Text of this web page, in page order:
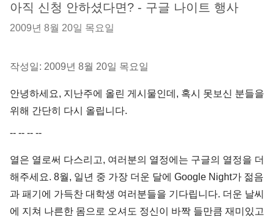
아직 신청 안하셨다면? - 구글 나이트 행사
2009년 8월 20일 목요일
작성일: 2009년 8월 20일 목요일
안녕하세요, 지난주에 올린 게시물인데, 혹시 못보신 분들을
위해 간단히 다시 올립니다.
-- -- -- --
열은 열로써 다스리고, 여러분의 열정에는 구글의 열정을 더
해주세요. 8월, 일년 중 가장 더운 달에 Google Night가 젊음
과 패기에 가득찬 대학생 여러분들을 기다립니다. 더운 날씨
에 지쳐 나른한 몸으로 오셔도 정신이 바짝 들만큼 재미있고